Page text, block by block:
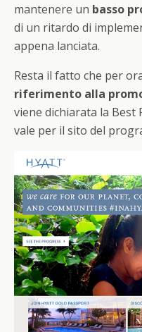
mantenere un basso
di un ritardo di
appena lanciata.
Resta il fatto che per
riferimento alla
viene dichiarata la Best
vale per il sito del